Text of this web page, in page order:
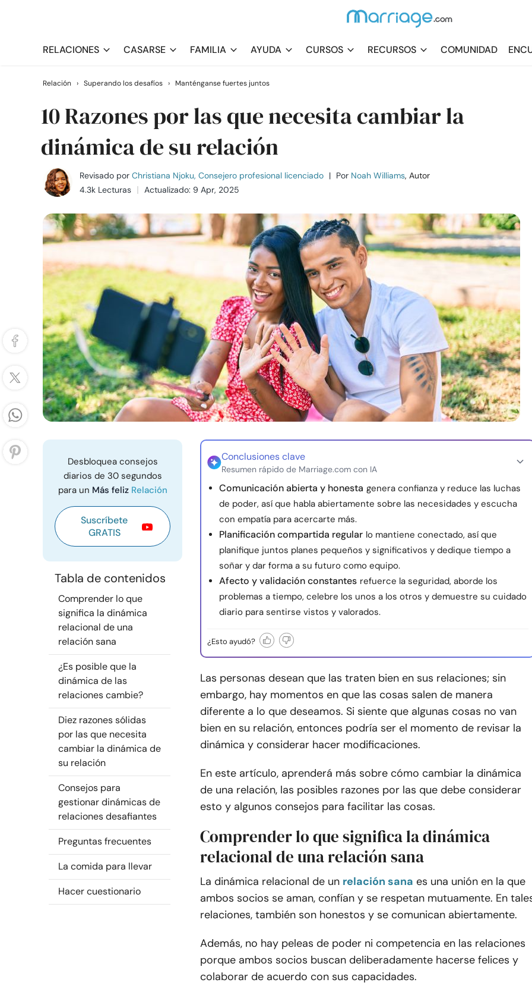
RELACIONES CASARSE FAMILIA AYUDA CURSOS RECURSOS COMUNIDAD
Relación › Superando los desafíos › Manténganse fuertes juntos
10 Razones por las que necesita cambiar la
dinámica de su relación
Revisado por Christiana Njoku, Consejero profesional licenciado | Por Noah Williams, Autor
4.3k Lecturas
Actualizado: 9 Apr, 2025
Desbloquea consejos
diarios de 30 segundos
para un Más feliz Relación
Suscríbete
GRATIS
Tabla de contenidos
Comprender lo que
significa la dinámica
relacional de una
relación sana
¿Es posible que la
dinámica de las
relaciones cambie?
Diez razones sólidas
por las que necesita
cambiar la dinámica de
su relación
Consejos para
gestionar dinámicas de
relaciones desafiantes
Preguntas frecuentes
La comida para llevar
Hacer cuestionario
Conclusiones clave
Resumen rápido de Marriage.com con IA
Comunicación abierta y honesta genera confianza y reduce las luchas
de poder, así que habla abiertamente sobre las necesidades y escucha
con empatía para acercarte más.
Planificación compartida regular lo mantiene conectado, así que
planifique juntos planes pequeños y significativos y dedique tiempo a
soñar y dar forma a su futuro como equipo.
Afecto y validación constantes refuerce la seguridad, aborde los
problemas a tiempo, celebre los unos a los otros y demuestre su cuidado
diario para sentirse vistos y valorados.
¿Esto ayudó?
Las personas desean que las traten bien en sus relaciones; sin
embargo, hay momentos en que las cosas salen de manera
diferente a lo que deseamos. Si siente que algunas cosas no van
bien en su relación, entonces podría ser el momento de revisar la
dinámica y considerar hacer modificaciones.
En este artículo, aprenderá más sobre cómo cambiar la dinámica
de una relación, las posibles razones por las que debe considerar
esto y algunos consejos para facilitar las cosas.
Comprender lo que significa la dinámica
relacional de una relación sana
La dinámica relacional de un relación sana es una unión en la que
ambos socios se aman, confían y se respetan mutuamente. En
relaciones, también son honestos y se comunican abiertamente.
Además, no hay peleas de poder ni competencia en las relaciones
porque ambos socios buscan deliberadamente hacerse felices y
colaborar de acuerdo con sus capacidades.